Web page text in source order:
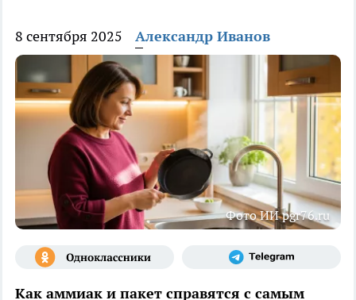
8 сентября 2025 Александр Иванов
Фото ИИ pgr76.ru
Как аммиак и пакет справятся с самым